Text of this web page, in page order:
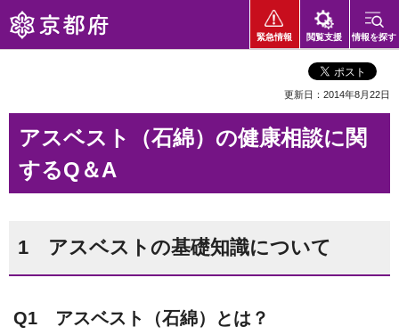
京都府
緊急情報 閲覧支援 情報を探す
更新日：2014年8月22日
アスベスト（石綿）の健康相談に関
するQ＆A
1 アスベストの基礎知識について
Q1 アスベスト（石綿）とは？